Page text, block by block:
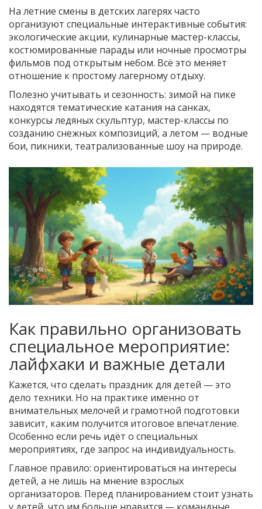
На летние смены в детских лагерях часто
организуют специальные интерактивные события:
экологические акции, кулинарные мастер-классы,
костюмированные парады или ночные просмотры
фильмов под открытым небом. Всё это меняет
отношение к простому лагерному отдыху.
Полезно учитывать и сезонность: зимой на пике
находятся тематические катания на санках,
конкурсы ледяных скульптур, мастер-классы по
созданию снежных композиций, а летом — водные
бои, пикники, театрализованные шоу на природе.
Как правильно организовать
специальное мероприятие:
лайфхаки и важные детали
Кажется, что сделать праздник для детей — это
дело техники. Но на практике именно от
внимательных мелочей и грамотной подготовки
зависит, каким получится итоговое впечатление.
Особенно если речь идёт о специальных
мероприятиях, где запрос на индивидуальность.
Главное правило: ориентироваться на интересы
детей, а не лишь на мнение взрослых
организаторов. Перед планированием стоит узнать